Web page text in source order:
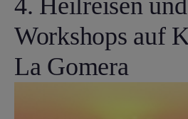
Workshops auf
La Gomera